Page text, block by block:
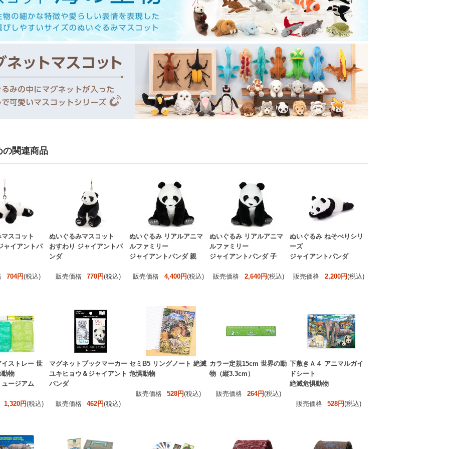
の関連商品
スコット
ャイアントパ
704円(税込)
ぬいぐるみマスコット
おすわり ジャイアントパ
ンダ
販売価格 770円(税込)
ぬいぐるみ リアルアニマ
ルファミリー
ジャイアントパンダ 親
販売価格 4,400円(税込)
ぬいぐるみ リアルアニマ
ルファミリー
ジャイアントパンダ 子
販売価格 2,640円(税込)
ぬいぐるみ ねそべりシリ
ーズ
ジャイアントパンダ
販売価格 2,200円(税込)
ストレー 世
動物
ージアム
1,320円(税込)
マグネットブックマーカー
ユキヒョウ＆ジャイアント
パンダ
販売価格 462円(税込)
セミB5 リングノート 絶滅
危惧動物
販売価格 528円(税込)
カラー定規15cm 世界の動
物（縦3.3cm）
販売価格 264円(税込)
下敷きＡ４ アニマルガイ
ドシート
絶滅危惧動物
販売価格 528円(税込)